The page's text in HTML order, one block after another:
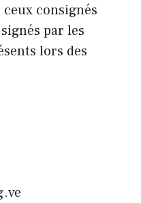
consignés
par les
lors des